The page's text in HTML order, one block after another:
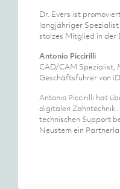
Dr. Evers ist
langjähriger
stolzes Mitglied in der
Antonio Piccirilli
CAD/CAM Spezialist,
Geschäftsführer von
Antonio Piccirilli hat
digitalen
technischen Support
Neustem ein